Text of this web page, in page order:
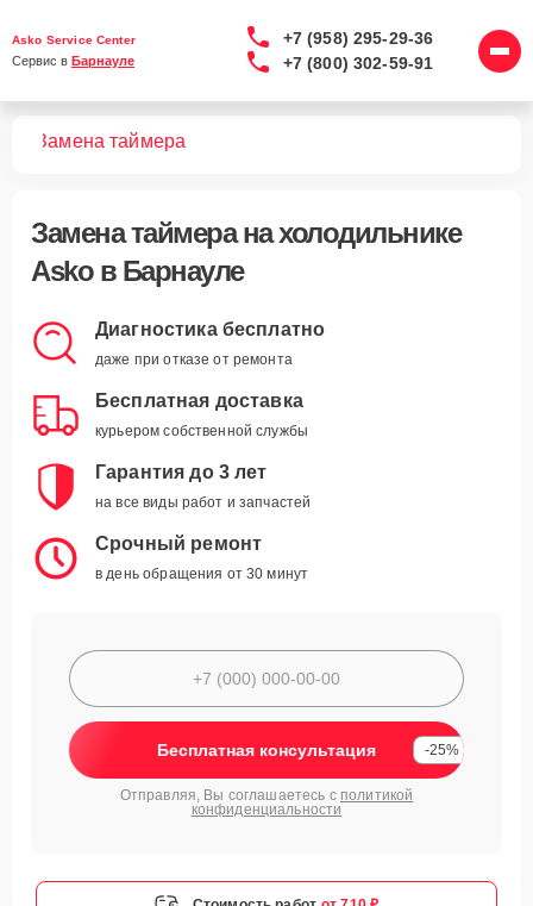
Asko Service Center
Сервис в Барнауле
+7 (958) 295-29-36
+7 (800) 302-59-91
Замена таймера
Замена таймерана холодильнике
Asko в Барнауле
Диагностика бесплатно
даже при отказе от ремонта
Бесплатная доставка
курьером собственной службы
Гарантия до 3 лет
на все виды работ и запчастей
Срочный ремонт
в день обращения от 30 минут
Бесплатная консультация -25%
Отправляя, Вы соглашаетесь с политикой
конфиденциальности